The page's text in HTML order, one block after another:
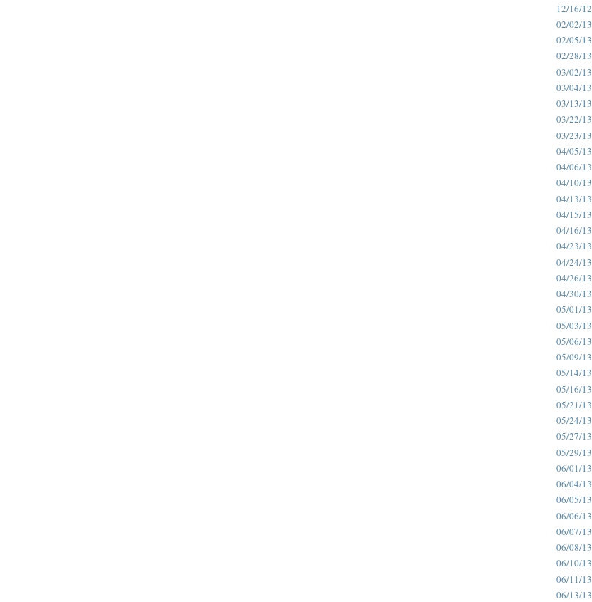
12/16/12
02/02/13
02/05/13
02/28/13
03/02/13
03/04/13
03/13/13
03/22/13
03/23/13
04/05/13
04/06/13
04/10/13
04/13/13
04/15/13
04/16/13
04/23/13
04/24/13
04/26/13
04/30/13
05/01/13
05/03/13
05/06/13
05/09/13
05/14/13
05/16/13
05/21/13
05/24/13
05/27/13
05/29/13
06/01/13
06/04/13
06/05/13
06/06/13
06/07/13
06/08/13
06/10/13
06/11/13
06/13/13